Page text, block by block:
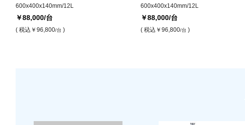
600x400x140mm/12L
￥88,000/台
( 税込 ￥96,800/台 )
600x400x140mm/12L
￥88,000/台
( 税込 ￥96,800/台 )